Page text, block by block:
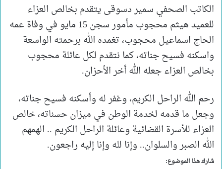
الكاتب الصحفي سمير دسوقى يتقدم بخالص العزاء
للعميد هيثم محجوب مأمور سجن 15 مايو في وفاة عمه
الحاج اسماعيل محجوب، تغمده الله برحمته الواسعة
واسكنه فسيح جناته، كما نتقدم لكل عائلة محجوب
بخالص العزاء جعله الله أخر الأحزان.
رحم الله الراحل الكريم، وغفر له وأسكنه فسيح جناته،
وجعل ما قدمه لخدمة الوطن في ميزان حسناته، خالص
العزاء للأسرة القضائية وعائلة الراحل الكريم .. الهمهم
الله الصبر والسلوان.. وإنا لله وإنا إليه راجعون.
شارك هذا الموضوع: